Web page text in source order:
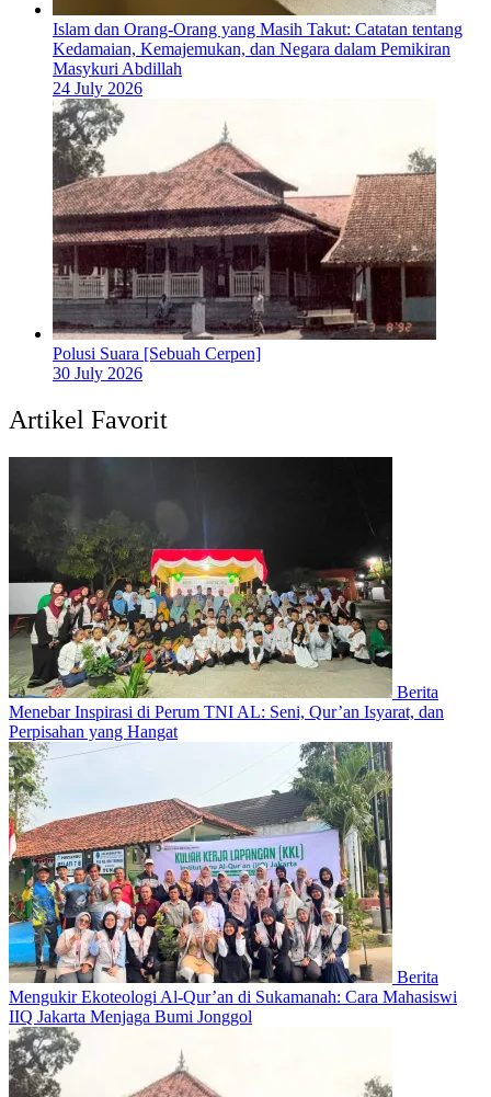
Islam dan Orang-Orang yang Masih Takut: Catatan tentang
Kedamaian, Kemajemukan, dan Negara dalam Pemikiran
Masykuri Abdillah
24 July 2026
Polusi Suara [Sebuah Cerpen]
30 July 2026
Artikel Favorit
Berita
Menebar Inspirasi di Perum TNI AL: Seni, Qur’an Isyarat, dan
Perpisahan yang Hangat
Berita
Mengukir Ekoteologi Al-Qur’an di Sukamanah: Cara Mahasiswi
IIQ Jakarta Menjaga Bumi Jonggol